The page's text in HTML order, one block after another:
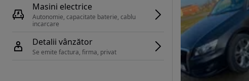
Masini electrice
Autonomie, capacitate baterie, cablu
Detalii vânzător
Se emite factura, firma, privat